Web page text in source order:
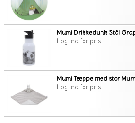
Mumi Drikkedunk Stål
Log ind for pris!
Mumi Tæppe med stor
Log ind for pris!